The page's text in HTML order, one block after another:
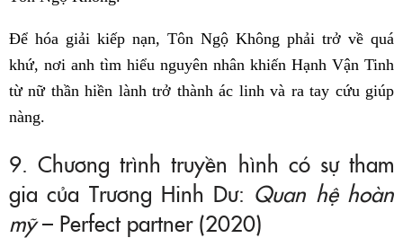
Để hóa giải kiếp nạn, Tôn Ngộ Không phải trở về quá
khứ, nơi anh tìm hiểu nguyên nhân khiến Hạnh Vận Tinh
từ nữ thần hiền lành trở thành ác linh và ra tay cứu giúp
nàng.
9. Chương trình truyền hình có sự tham
gia của Trương Hinh Dư: Quan hệ hoàn
mỹ– Perfect partner (2020)